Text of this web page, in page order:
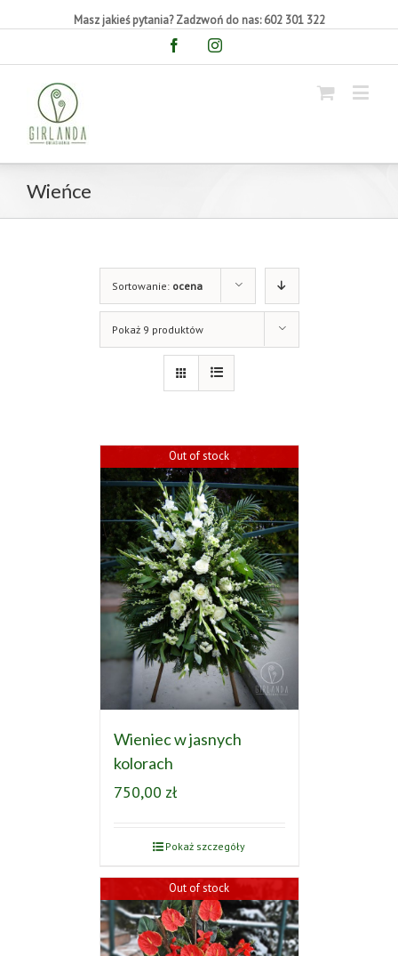
Masz jakieś pytania? Zadzwoń do nas: 602 301 322
FacebookInstagram
Wieńce
Sortowanie: ocena
Pokaż 9 produktów
Out of stock
Wieniec w jasnych
kolorach
750,00 zł
Pokaż szczegóły
Out of stock